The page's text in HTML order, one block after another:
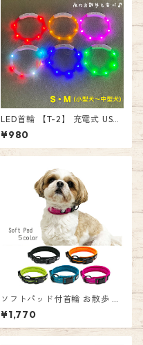
LED首輪 【T-2】 充電式 USB
夜間 お散歩 犬 猫 LED 安心 安
全 簡単 事故防止 首輪 LEDカ
ラー 光る首輪 小型犬 ～ 大型
¥980
ソフトパッド付首輪 お散歩 反
射 ソフトパッド 首輪 TRUELO
VE メッシュ おしゃれ 犬 ペッ
ト 痛くない 柔らかい 女の子
¥1,770